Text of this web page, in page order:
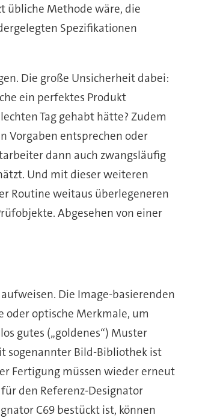
übliche Methode wäre, die
Spezifikationen
Die große Unsicherheit dabei:
ein perfektes Produkt
Tag gehabt hätte? Zudem
Vorgaben entsprechen oder
dann auch zwangsläufig
Und mit dieser weiteren
Routine weitaus überlegeneren
Abgesehen von einer
Die Image-basierenden
oder optische Merkmale, um
gutes („goldenes“) Muster
sogenannter Bild-Bibliothek ist
Fertigung müssen wieder erneut
den Referenz-Designator
C69 bestückt ist, können